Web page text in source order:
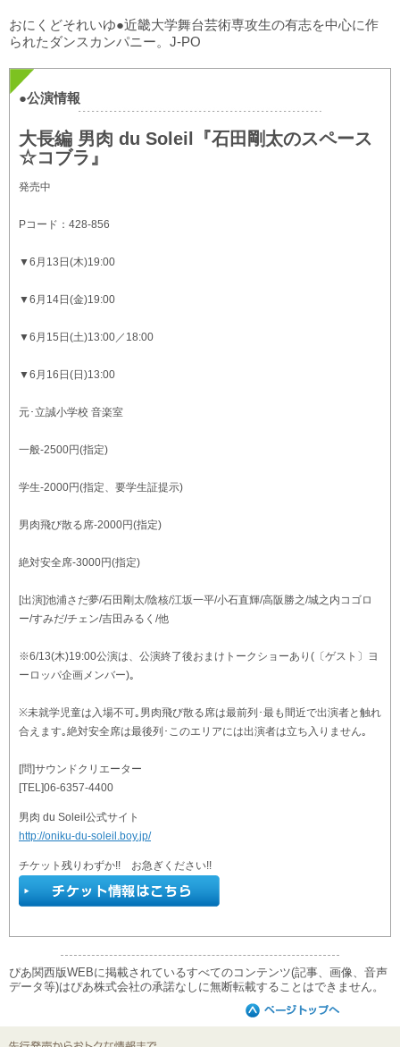
おにくどそれいゆ●近畿大学舞台芸術専攻生の有志を中心に作
られたダンスカンパニー。J-PO
●公演情報
大長編 男肉 du Soleil『石田剛太のスペース
☆コブラ』
発売中
Pコード：428-856
▼6月13日(木)19:00
▼6月14日(金)19:00
▼6月15日(土)13:00／18:00
▼6月16日(日)13:00
元･立誠小学校 音楽室
一般-2500円(指定)
学生-2000円(指定、要学生証提示)
男肉飛び散る席-2000円(指定)
絶対安全席-3000円(指定)
[出演]池浦さだ夢/石田剛太/陰核/江坂一平/小石直輝/高阪勝之/城之内コゴロ
ー/すみだ/チェン/吉田みるく/他
※6/13(木)19:00公演は、公演終了後おまけトークショーあり(〔ゲスト〕ヨ
ーロッパ企画メンバー)｡
※未就学児童は入場不可｡男肉飛び散る席は最前列･最も間近で出演者と触れ
合えます｡絶対安全席は最後列･このエリアには出演者は立ち入りません｡
[問]サウンドクリエーター
[TEL]06-6357-4400
男肉 du Soleil公式サイト
http://oniku-du-soleil.boy.jp/
チケット残りわずか!! お急ぎください!!
ぴあ関西版WEBに掲載されているすべてのコンテンツ(記事、画像、音声
データ等)はぴあ株式会社の承諾なしに無断転載することはできません。